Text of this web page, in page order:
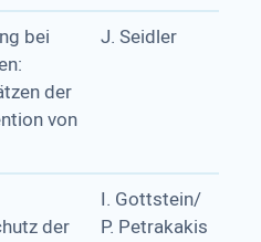
bei
der
von
J. Seidler
der
I. Gottstein/
P. Petrakakis